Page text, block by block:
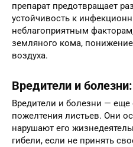
препарат предотвращает
устойчивость к
неблагоприятным
земляного кома, понижение
воздуха.
Вредители и
Вредители и болезни — еще
пожелтения листьев. Они
нарушают его
гибели, если не принять